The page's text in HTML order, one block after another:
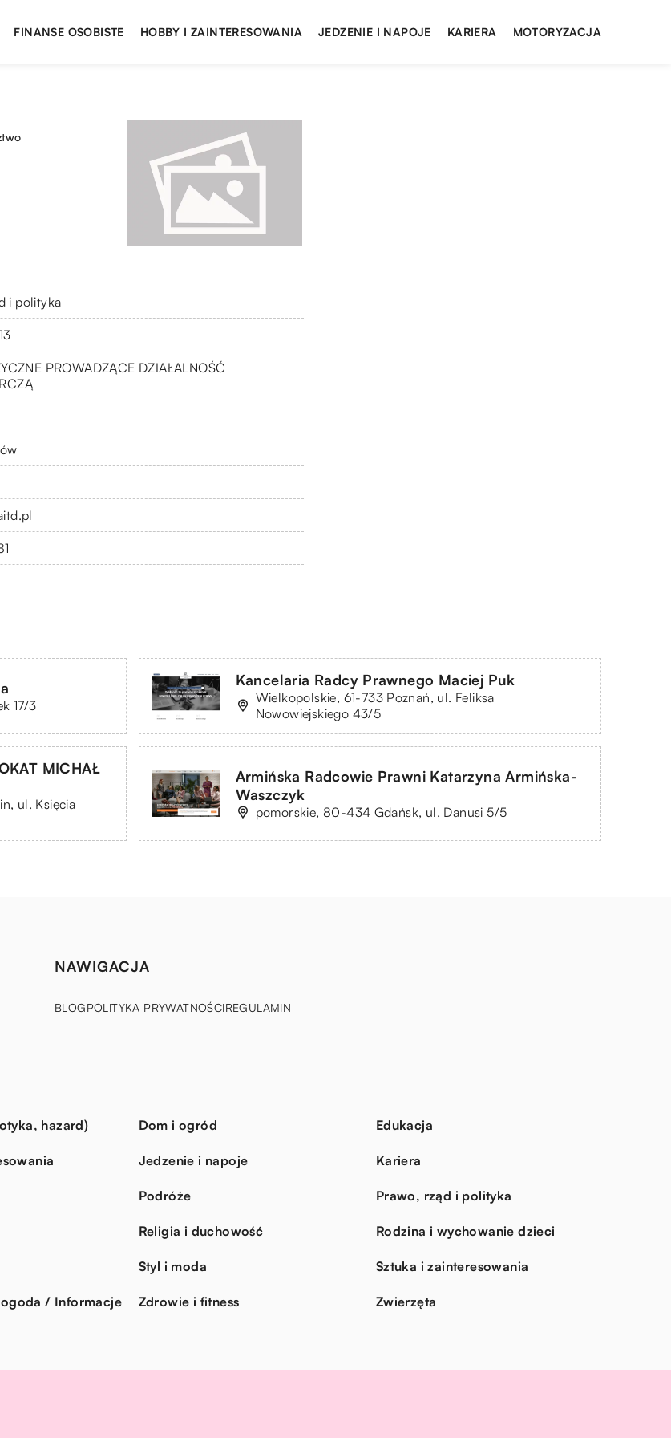
FINANSE OSOBISTE HOBBY I ZAINTERESOWANIA JEDZENIE I NAPOJE KARIERA MOTORYZACJA
i polityka
PROWADZĄCE DZIAŁALNOŚĆ
17/3
Kancelaria Radcy Prawnego Maciej Puk
Wielkopolskie, 61-733 Poznań, ul. Feliksa
Nowowiejskiego 43/5
MICHAŁ
ul. Księcia
Armińska Radcowie Prawni Katarzyna Armińska-
Waszczyk
pomorskie, 80-434 Gdańsk, ul. Danusi 5/5
NAWIGACJA
BLOGPOLITYKA PRYWATNOŚCIREGULAMIN
hazard) Dom i ogród Edukacja
Jedzenie i napoje Kariera
Podróże Prawo, rząd i polityka
Religia i duchowość Rodzina i wychowanie dzieci
Styl i moda Sztuka i zainteresowania
/ Informacje Zdrowie i fitness Zwierzęta